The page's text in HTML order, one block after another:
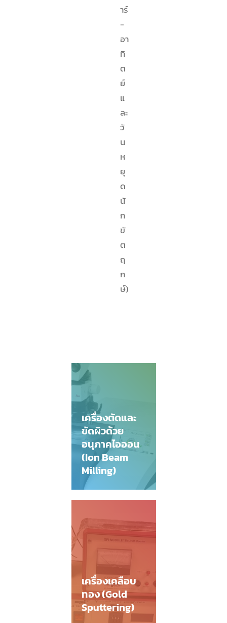
าร์
-
อา
ทิ
ต
ย์
แ
ละ
วั
น
ห
ยุ
ด
นั
ก
ขั
ต
ฤ
ก
ษ์)
เครื่องตัดและ
ขัดผิวด้วย
อนุภาคไอออน
(Ion Beam
Milling)
เครื่องเคลือบ
ทอง (Gold
Sputtering)